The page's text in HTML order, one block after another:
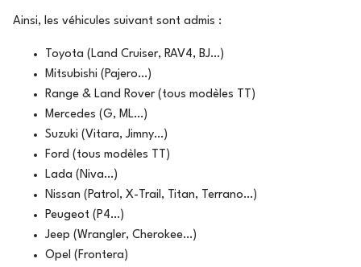
Ainsi, les véhicules suivant sont admis :
Toyota (Land Cruiser, RAV4, BJ…)
Mitsubishi (Pajero…)
Range & Land Rover (tous modèles TT)
Mercedes (G, ML…)
Suzuki (Vitara, Jimny…)
Ford (tous modèles TT)
Lada (Niva…)
Nissan (Patrol, X-Trail, Titan, Terrano…)
Peugeot (P4…)
Jeep (Wrangler, Cherokee…)
Opel (Frontera)